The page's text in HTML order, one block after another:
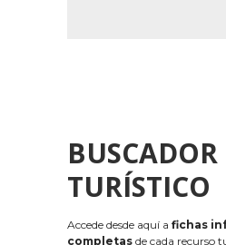
BUSCADOR
TURÍSTICO
Accede desde aquí a fichas
completas de cada recurso